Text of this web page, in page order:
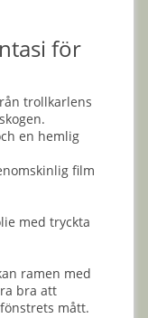
för
trollkarlens
en hemlig
film
med tryckta
ramen med
bra att
mått.